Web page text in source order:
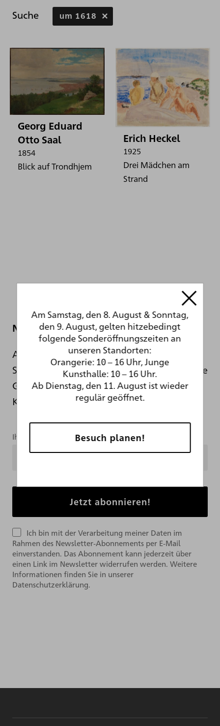
Suche um 1618
Georg Eduard
Otto Saal
1854
Blick auf Trondhjem
Erich Heckel
1925
Drei Mädchen am
Strand
Newsletter
Auch während der sanierungsbedingten
Schließung informieren wir Sie hier über die
Geschehnisse hinter den Kulissen der
Kunsthalle.
Ihre Mailadresse
Ich bin mit der Verarbeitung meiner Daten im
Rahmen des Newsletter-Abonnements per E-Mail
einverstanden. Das Abonnement kann jederzeit über
einen Link im Newsletter widerrufen werden. Weitere
Informationen finden Sie in unserer
Datenschutzerklärung.
Am Samstag, den 8. August & Sonntag,
den 9. August, gelten hitzebedingt
folgende Sonderöffnungszeiten an
unseren Standorten:
Orangerie: 10 – 16 Uhr, Junge
Kunsthalle: 10 – 16 Uhr.
Ab Dienstag, den 11. August ist wieder
regulär geöffnet.
Besuch planen!